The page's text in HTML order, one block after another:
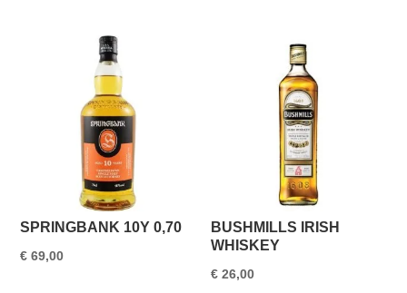
SPRINGBANK 10Y 0,70
€ 69,00
BUSHMILLS IRISH
WHISKEY
€ 26,00